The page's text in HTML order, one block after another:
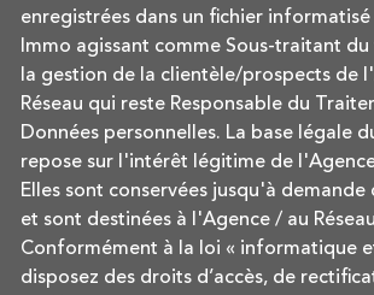
enregistrées dans un fichier
Immo agissant comme Sous-traitant
la gestion de la clientèle/prospects de
Réseau qui reste Responsable du
Données personnelles. La base légale
repose sur l'intérêt légitime de
Elles sont conservées jusqu'à demande
et sont destinées à l'Agence / au
Conformément à la loi « informatique
disposez des droits d’accès, de